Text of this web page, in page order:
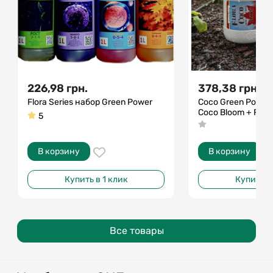
226,98 грн.
Flora Series набор Green Power
5
В корзину
Купить в 1 клик
378,38 грн.
Coco Green
Coco Bloom +
В корзину
Купить в
Все товары